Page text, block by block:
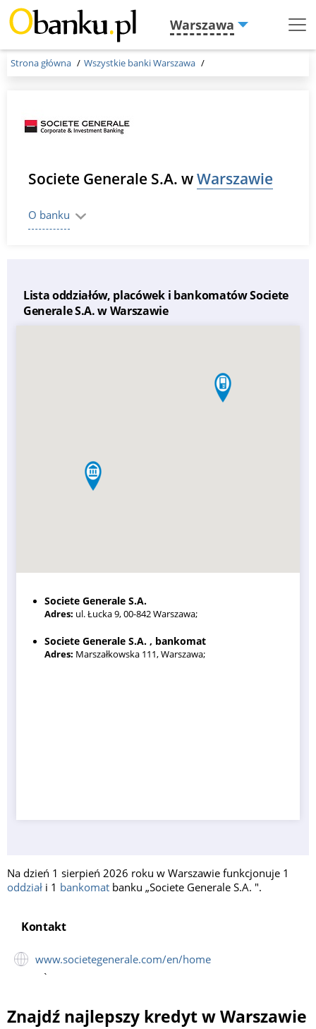
Warszawa
Menu
Strona główna Wszystkie banki Warszawa
Societe Generale S.A. wWarszawie
O banku
Lista oddziałów, placówek i bankomatów Societe
Generale S.A. w Warszawie
Societe Generale S.A.
Adres: ul. Łucka 9, 00-842 Warszawa;
Societe Generale S.A. , bankomat
Adres: Marszałkowska 111, Warszawa;
Na dzień 1 sierpień 2026 roku w Warszawie funkcjonuje 1
oddział i 1 bankomat banku „Societe Generale S.A. ".
Kontakt
www.societegenerale.com/en/home
`
Znajdź najlepszy kredyt w Warszawie